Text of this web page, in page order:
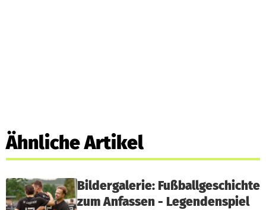
Ähnliche Artikel
Bildergalerie: Fußballgeschichte
zum Anfassen - Legendenspiel